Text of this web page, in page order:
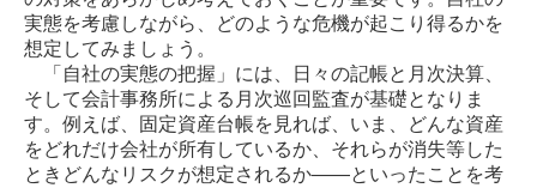
実態を考慮しながら、どのような危機が起こり得るかを
想定してみましょう。
「自社の実態の把握」には、日々の記帳と月次決算、
そして会計事務所による月次巡回監査が基礎となりま
す。例えば、固定資産台帳を見れば、いま、どんな資産
をどれだけ会社が所有しているか、それらが消失等した
ときどんなリスクが想定されるか――といったことを考